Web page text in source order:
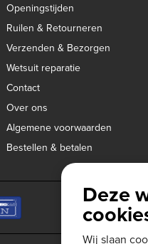
Openingstijden
Ruilen & Retourneren
Verzenden & Bezorgen
Wetsuit reparatie
Contact
Over ons
Algemene voorwaarden
Bestellen & betalen
Deze
Wij slaan